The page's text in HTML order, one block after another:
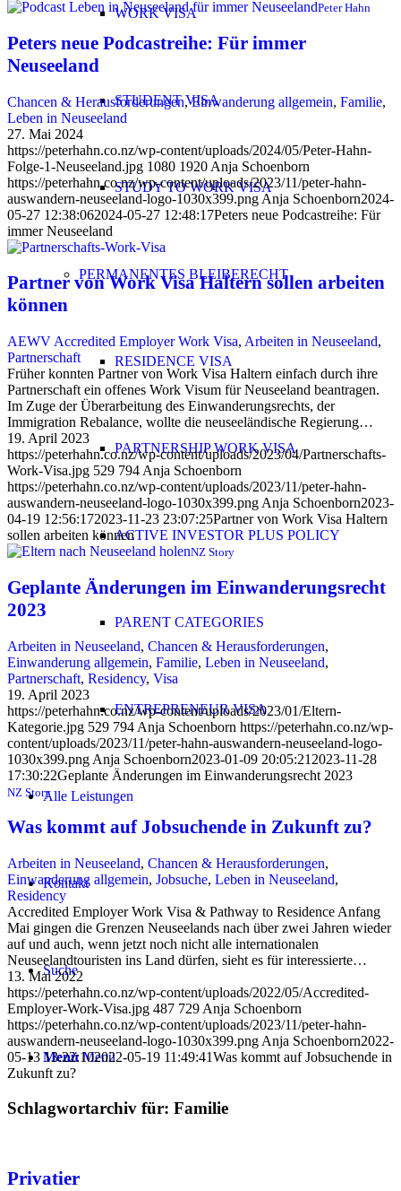
WORK VISA
STUDENT VISA
STUDY TO WORK VISA
PERMANENTES BLEIBERECHT
RESIDENCE VISA
PARTNERSHIP WORK VISA
ACTIVE INVESTOR PLUS POLICY
PARENT CATEGORIES
ENTREPRENEUR VISA
Alle Leistungen
Kontakt
Suche
Menü Menü
Peter Hahn
Peters neue Podcastreihe: Für immer
Neuseeland
Chancen & Herausforderungen,Einwanderung allgemein, Familie,
Leben in Neuseeland
27. Mai 2024
https://peterhahn.co.nz/wp-content/uploads/2024/05/Peter-Hahn-
Folge-1-Neuseeland.jpg 1080 1920 Anja Schoenborn
https://peterhahn.co.nz/wp-content/uploads/2023/11/peter-hahn-
auswandern-neuseeland-logo-1030x399.png Anja Schoenborn2024-
05-27 12:38:062024-05-27 12:48:17Peters neue Podcastreihe: Für
immer Neuseeland
Partner von Work Visa Haltern sollen arbeiten
können
AEWV Accredited Employer Work Visa, Arbeiten in Neuseeland,
Partnerschaft
Früher konnten Partner von Work Visa Haltern einfach durch ihre
Partnerschaft ein offenes Work Visum für Neuseeland beantragen.
Im Zuge der Überarbeitung des Einwanderungsrechts, der
Immigration Rebalance, wollte die neuseeländische Regierung…
19. April 2023
https://peterhahn.co.nz/wp-content/uploads/2023/04/Partnerschafts-
Work-Visa.jpg 529 794 Anja Schoenborn
https://peterhahn.co.nz/wp-content/uploads/2023/11/peter-hahn-
auswandern-neuseeland-logo-1030x399.png Anja Schoenborn2023-
04-19 12:56:172023-11-23 23:07:25Partner von Work Visa Haltern
sollen arbeiten können
NZ Story
Geplante Änderungen im Einwanderungsrecht
2023
Arbeiten in Neuseeland, Chancen & Herausforderungen,
Einwanderung allgemein, Familie, Leben in Neuseeland,
Partnerschaft, Residency, Visa
19. April 2023
https://peterhahn.co.nz/wp-content/uploads/2023/01/Eltern-
Kategorie.jpg 529 794 Anja Schoenborn https://peterhahn.co.nz/wp-
content/uploads/2023/11/peter-hahn-auswandern-neuseeland-logo-
1030x399.png Anja Schoenborn2023-01-09 20:05:21 2023-11-28
17:30:22Geplante Änderungen im Einwanderungsrecht 2023
NZ Story
Was kommt auf Jobsuchende in Zukunft zu?
Arbeiten in Neuseeland, Chancen & Herausforderungen,
Einwanderung allgemein, Jobsuche, Leben in Neuseeland,
Residency
Accredited Employer Work Visa & Pathway to Residence Anfang
Mai gingen die Grenzen Neuseelands nach über zwei Jahren wieder
auf und auch, wenn jetzt noch nicht alle internationalen
Neuseelandtouristen ins Land dürfen, sieht es für interessierte…
13. Mai 2022
https://peterhahn.co.nz/wp-content/uploads/2022/05/Accredited-
Employer-Work-Visa.jpg 487 729 Anja Schoenborn
https://peterhahn.co.nz/wp-content/uploads/2023/11/peter-hahn-
auswandern-neuseeland-logo-1030x399.png Anja Schoenborn2022-
05-13 13:22:102022-05-19 11:49:41Was kommt auf Jobsuchende in
Zukunft zu?
Schlagwortarchiv für: Familie
Privatier